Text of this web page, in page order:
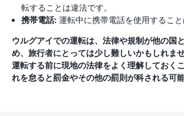
転することは違法です。
携帯電話: 運転中に携帯電話を使用すること
ウルグアイでの運転は、法律や規制が他の国
め、旅行者にとっては少し難しいかもしれま
運転する前に現地の法律をよく理解しておく
れを怠ると罰金やその他の罰則が科される可